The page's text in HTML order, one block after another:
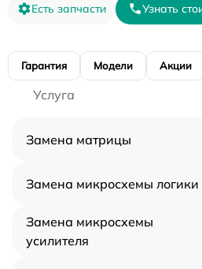
Есть запчасти Узнать
Гарантия Модели Акции
Услуга
Замена матрицы
Замена микросхемы логики
Замена микросхемы
усилителя